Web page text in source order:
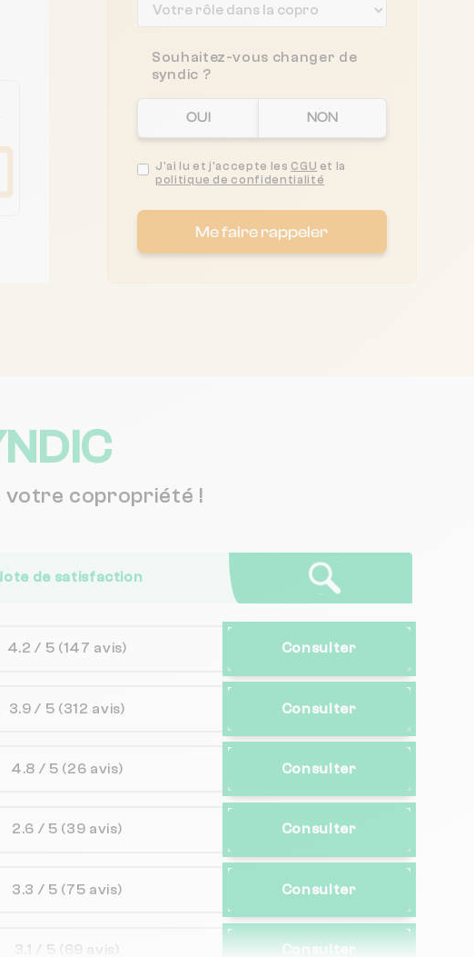
Souhaitez-vous changer de
syndic ?
OUI NON
J'ai lu et j'accepte les CGU et la
politique de confidentialité
Me faire rappeler
votre copropriété !
de satisfaction
4.2 / 5 (147 avis) Consulter
3.9 / 5 (312 avis) Consulter
4.8 / 5 (26 avis) Consulter
2.6 / 5 (39 avis) Consulter
3.3 / 5 (75 avis) Consulter
3.1 / 5 (69 avis) Consulter